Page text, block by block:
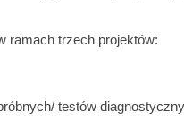
ramach trzech projektów:
testów